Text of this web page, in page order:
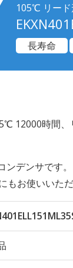
105℃ リード
長寿命
12000時間
ンデンサで
お使いいただ